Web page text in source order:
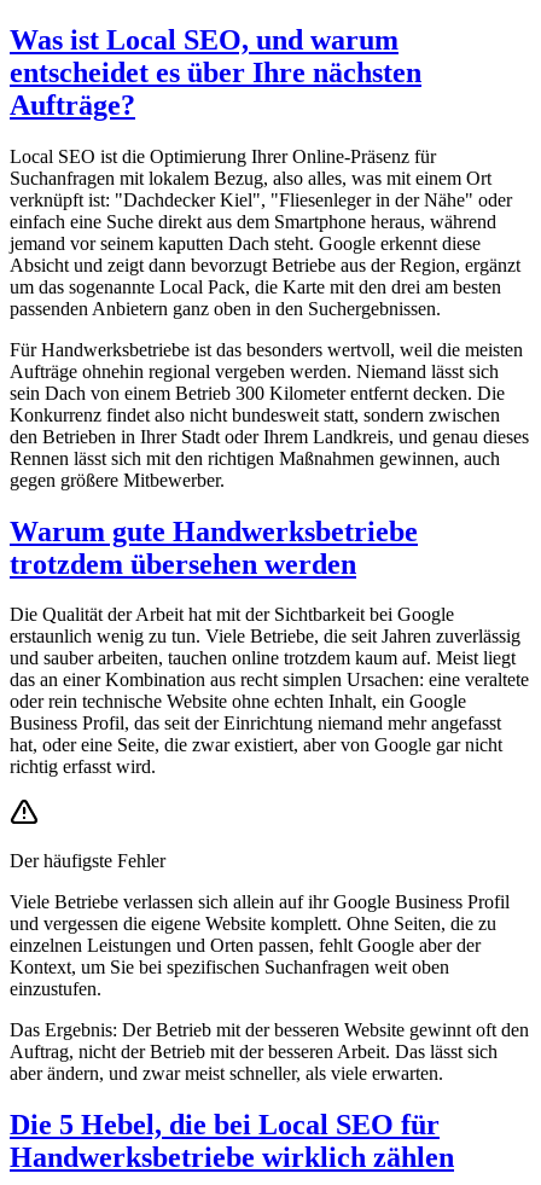
Was ist Local SEO, und warum
entscheidet es über Ihre nächsten
Aufträge?
Local SEO ist die Optimierung Ihrer Online-Präsenz für
Suchanfragen mit lokalem Bezug, also alles, was mit einem Ort
verknüpft ist: "Dachdecker Kiel", "Fliesenleger in der Nähe" oder
einfach eine Suche direkt aus dem Smartphone heraus, während
jemand vor seinem kaputten Dach steht. Google erkennt diese
Absicht und zeigt dann bevorzugt Betriebe aus der Region, ergänzt
um das sogenannte Local Pack, die Karte mit den drei am besten
passenden Anbietern ganz oben in den Suchergebnissen.
Für Handwerksbetriebe ist das besonders wertvoll, weil die meisten
Aufträge ohnehin regional vergeben werden. Niemand lässt sich
sein Dach von einem Betrieb 300 Kilometer entfernt decken. Die
Konkurrenz findet also nicht bundesweit statt, sondern zwischen
den Betrieben in Ihrer Stadt oder Ihrem Landkreis, und genau dieses
Rennen lässt sich mit den richtigen Maßnahmen gewinnen, auch
gegen größere Mitbewerber.
Warum gute Handwerksbetriebe
trotzdem übersehen werden
Die Qualität der Arbeit hat mit der Sichtbarkeit bei Google
erstaunlich wenig zu tun. Viele Betriebe, die seit Jahren zuverlässig
und sauber arbeiten, tauchen online trotzdem kaum auf. Meist liegt
das an einer Kombination aus recht simplen Ursachen: eine veraltete
oder rein technische Website ohne echten Inhalt, ein Google
Business Profil, das seit der Einrichtung niemand mehr angefasst
hat, oder eine Seite, die zwar existiert, aber von Google gar nicht
richtig erfasst wird.
Der häufigste Fehler
Viele Betriebe verlassen sich allein auf ihr Google Business Profil
und vergessen die eigene Website komplett. Ohne Seiten, die zu
einzelnen Leistungen und Orten passen, fehlt Google aber der
Kontext, um Sie bei spezifischen Suchanfragen weit oben
einzustufen.
Das Ergebnis: Der Betrieb mit der besseren Website gewinnt oft den
Auftrag, nicht der Betrieb mit der besseren Arbeit. Das lässt sich
aber ändern, und zwar meist schneller, als viele erwarten.
Die 5 Hebel, die bei Local SEO für
Handwerksbetriebe wirklich zählen